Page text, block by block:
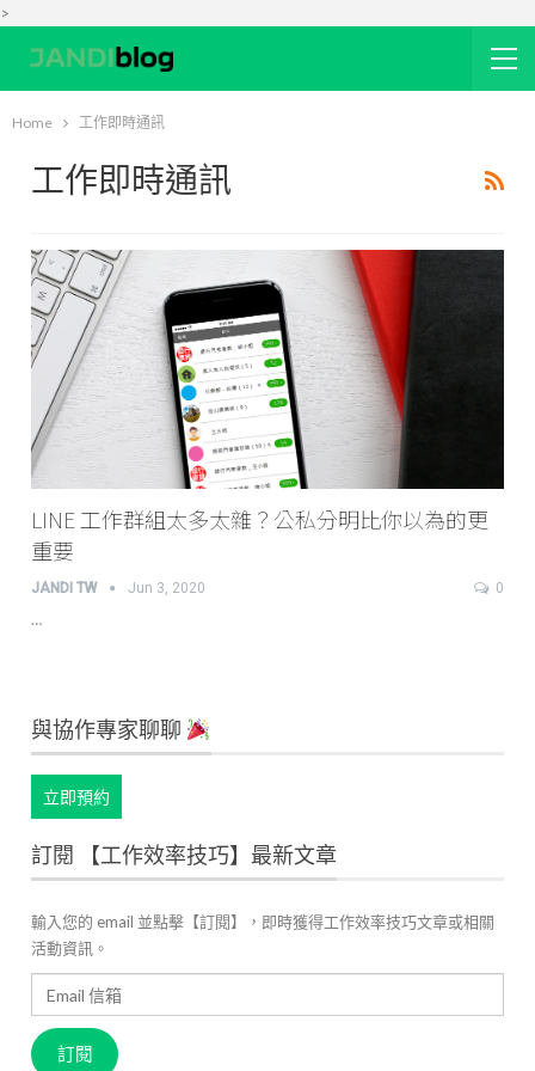
>
Home 工作即時通訊
工作即時通訊
LINE 工作群組太多太雜？公私分明比你以為的更
重要
JANDI TW Jun 3, 2020 0
…
與協作專家聊聊
立即預約
訂閱 【工作效率技巧】最新文章
輸入您的 email 並點擊【訂閱】，即時獲得工作效率技巧文章或相關
活動資訊。
Email
信
箱
訂閱